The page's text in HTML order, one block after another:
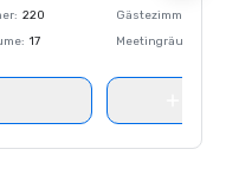
: 220
: 17
Gästezimmer
Meetingräume